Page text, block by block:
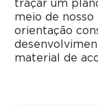
traçar um
meio de
orientação
material de